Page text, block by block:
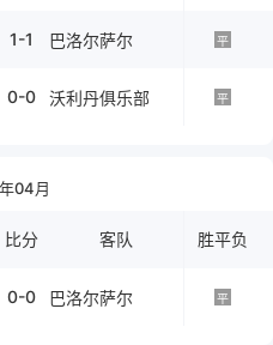
1-1 巴洛尔萨尔 平
0-0 沃利丹俱乐部 平
04月
比分 客队 胜平负
0-0 巴洛尔萨尔 平